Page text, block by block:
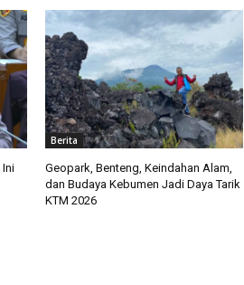
Berita
Geopark, Benteng, Keindahan Alam,
dan Budaya Kebumen Jadi Daya Tarik
KTM 2026